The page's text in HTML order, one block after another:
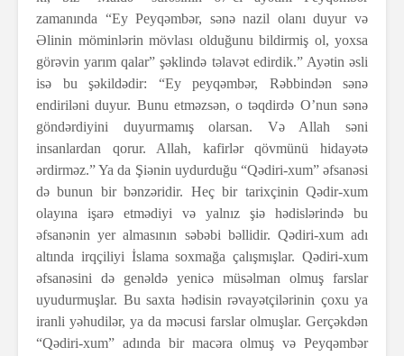
zamanında “Ey Peyqəmbər, sənə nazil olanı duyur və
Əlinin möminlərin mövlası olduğunu bildirmiş ol, yoxsa
görəvin yarım qalar” şəklində təlavət edirdik.” Ayətin əsli
isə bu şəkildədir: “Ey peyqəmbər, Rəbbindən sənə
endiriləni duyur. Bunu etməzsən, o təqdirdə O’nun sənə
göndərdiyini duyurmamış olarsan. Və Allah səni
insanlardan qorur. Allah, kafirlər qövmünü hidayətə
ərdirməz.” Ya da Şiənin uydurduğu “Qədiri-xum” əfsanəsi
də bunun bir bənzəridir. Heç bir tarixçinin Qədir-xum
olayına işarə etmədiyi və yalnız şiə hədislərində bu
əfsanənin yer almasının səbəbi bəllidir. Qədiri-xum adı
altında irqçiliyi İslama soxmağa çalışmışlar. Qədiri-xum
əfsanəsini də genəldə yenicə müsəlman olmuş farslar
uyudurmuşlar. Bu saxta hədisin rəvayətçilərinin çoxu ya
iranli yəhudilər, ya da məcusi farslar olmuşlar. Gerçəkdən
“Qədiri-xum” adında bir macəra olmuş və Peyqəmbər